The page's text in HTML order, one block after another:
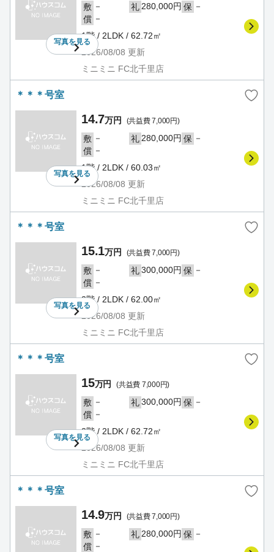
写真を見る
敷 － 礼 280,000円 保 －
償 －
1階 / 2LDK / 62.72㎡
2026/08/08 更新
ミニミニ FC北千里店
＊＊＊号室
写真を見る
14.7万円 (共益費 7,000円)
敷 － 礼 280,000円 保 －
償 －
1階 / 2LDK / 60.03㎡
2026/08/08 更新
ミニミニ FC北千里店
＊＊＊号室
写真を見る
15.1万円 (共益費 7,000円)
敷 － 礼300,000円 保 －
償 －
2階 / 2LDK / 62.00㎡
2026/08/08 更新
ミニミニ FC北千里店
＊＊＊号室
写真を見る
15万円 (共益費 7,000円)
敷 － 礼300,000円 保 －
償 －
2階 / 2LDK / 62.72㎡
2026/08/08 更新
ミニミニ FC北千里店
＊＊＊号室
14.9万円 (共益費 7,000円)
敷 － 礼 280,000円 保 －
償 －